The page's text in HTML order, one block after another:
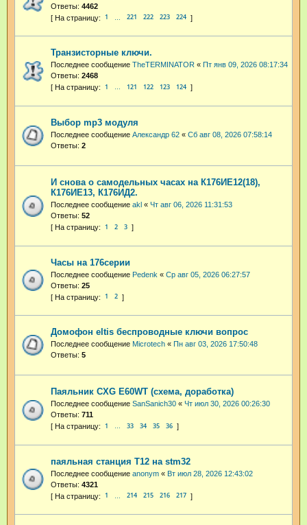
Ответы: 4462
1 221 222 223 224
Транзисторные ключи.
Последнее сообщение TheTERMINATOR « Пт янв 09, 2026 08:17:34
Ответы: 2468
1 … 121 122 123 124
Выбор mp3 модуля
Последнее сообщение Александр 62 « Сб авг 08, 2026 07:58:14
Ответы: 2
И снова о самодельных часах на К176ИЕ12(18),
К176ИЕ13, К176ИД2.
Последнее сообщение akl « Чт авг 06, 2026 11:31:53
Ответы: 52
1 2 3
Часы на 176серии
Последнее сообщение Pedenk « Ср авг 05, 2026 06:27:57
Ответы: 25
1 2
Домофон eltis беспроводные ключи вопрос
Последнее сообщение Microtech « Пн авг 03, 2026 17:50:48
Ответы: 5
Паяльник CXG E60WT (схема, доработка)
Последнее сообщение SanSanich30 « Чт июл 30, 2026 00:26:30
Ответы: 711
1 … 33 34 35 36
паяльная станция T12 на stm32
Последнее сообщение anonym « Вт июл 28, 2026 12:43:02
Ответы: 4321
1 214 215 216 217